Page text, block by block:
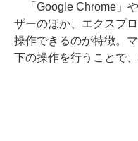
「Google Chrome」
ザーのほか、エクスプ
操作できるのが特徴。
下の操作を行うことで